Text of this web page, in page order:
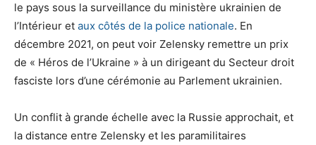
le pays sous la surveillance du ministère ukrainien de
l’Intérieur et aux côtés de la police nationale. En
décembre 2021, on peut voir Zelensky remettre un prix
de « Héros de l’Ukraine » à un dirigeant du Secteur droit
fasciste lors d’une cérémonie au Parlement ukrainien.
Un conflit à grande échelle avec la Russie approchait, et
la distance entre Zelensky et les paramilitaires